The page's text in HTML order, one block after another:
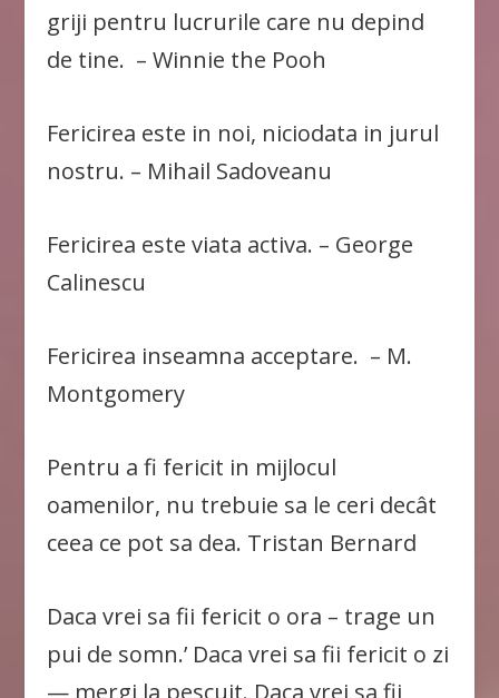
griji pentru lucrurile care nu depind
de tine. – Winnie the Pooh
Fericirea este in noi, niciodata in jurul
nostru. – Mihail Sadoveanu
Fericirea este viata activa. – George
Calinescu
Fericirea inseamna acceptare. – M.
Montgomery
Pentru a fi fericit in mijlocul
oamenilor, nu trebuie sa le ceri decât
ceea ce pot sa dea. Tristan Bernard
Daca vrei sa fii fericit o ora – trage un
pui de somn.’ Daca vrei sa fii fericit o zi
— mergi la pescuit. Daca vrei sa fii